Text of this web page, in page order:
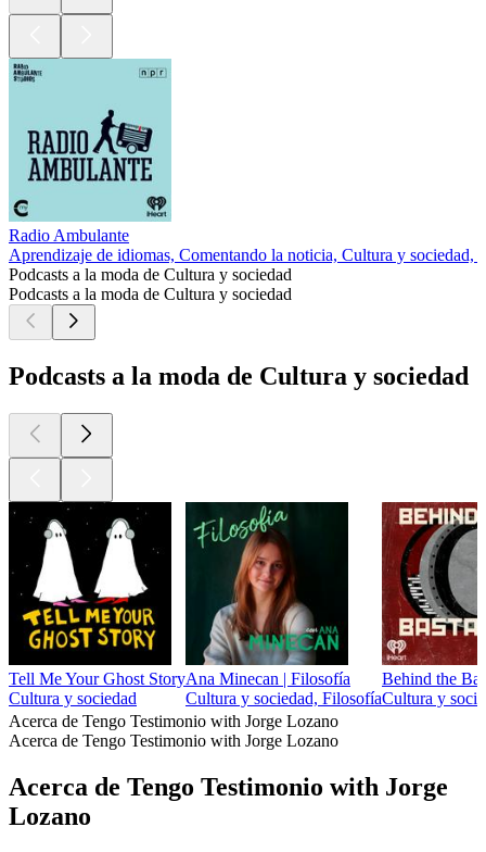
Radio Ambulante
Aprendizaje de idiomas, Comentando la noticia, Cultura y sociedad,
Podcasts a la moda de Cultura y sociedad
Podcasts a la moda de Cultura y sociedad
Podcasts a la moda de Cultura y sociedad
Tell Me Your Ghost Story
Cultura y sociedad
Ana Minecan | Filosofía
Cultura y sociedad, Filosofía
Behind the
Cultura y
Acerca de Tengo Testimonio with Jorge Lozano
Acerca de Tengo Testimonio with Jorge Lozano
Acerca de Tengo Testimonio with Jorge
Lozano